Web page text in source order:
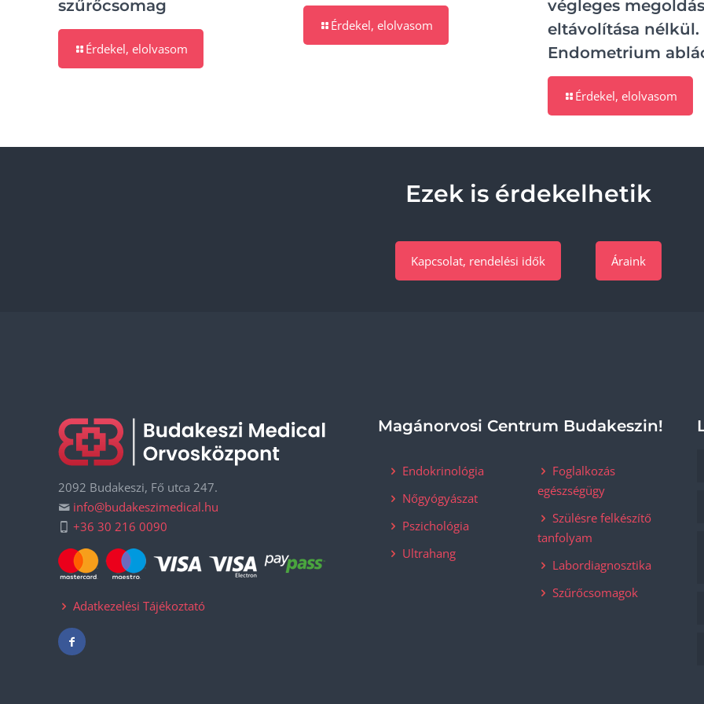
szűrőcsomag
Érdekel, elolvasom
Érdekel, elolvasom
végleges
eltávolítása nélkül.
Endometrium
Érdekel, elolvasom
Ezek is érdekelhetik
Kapcsolat, rendelési idők Áraink
2092 Budakeszi, Fő utca 247.
info@budakeszimedical.hu
+36 30 216 0090
Adatkezelési Tájékoztató
Magánorvosi Centrum Budakeszin!
Endokrinológia
Nőgyógyászat
Pszichológia
Ultrahang
Foglalkozás
egészségügy
Szülésre felkészítő
tanfolyam
Labordiagnosztika
Szűrőcsomagok